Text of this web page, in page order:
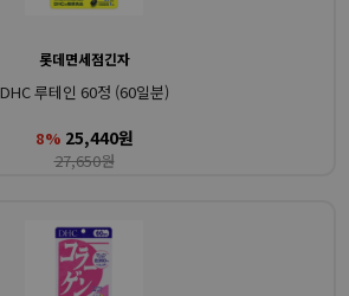
롯데면세점긴자
DHC 루테인 60정 (60일분)
8% 25,440원
27,650원